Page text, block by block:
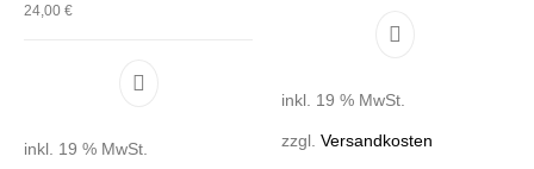
24,00€
inkl. 19 % MwSt.
inkl. 19 % MwSt.
zzgl. Versandkosten